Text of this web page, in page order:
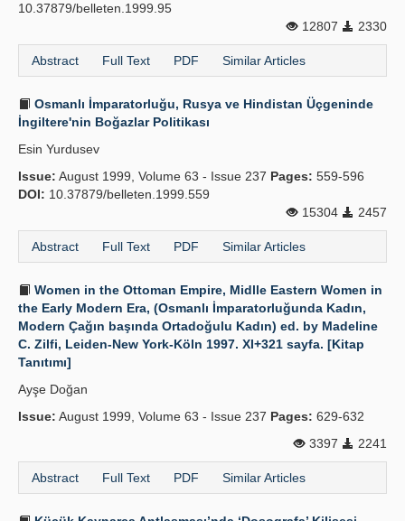
10.37879/belleten.1999.95
12807
2330
Abstract Full Text PDF Similar Articles
Osmanlı İmparatorluğu, Rusya ve Hindistan Üçgeninde
İngiltere'nin Boğazlar Politikası
Esin Yurdusev
Issue: August 1999, Volume 63 - Issue 237 Pages: 559-596
DOI: 10.37879/belleten.1999.559
15304
2457
Abstract Full Text PDF Similar Articles
Women in the Ottoman Empire, Midlle Eastern Women in
the Early Modern Era, (Osmanlı İmparatorluğunda Kadın,
Modern Çağın başında Ortadoğulu Kadın) ed. by Madeline
C. Zilfi, Leiden-New York-Köln 1997. XI+321 sayfa. [Kitap
Tanıtımı]
Ayşe Doğan
Issue: August 1999, Volume 63 - Issue 237 Pages: 629-632
3397
2241
Abstract Full Text PDF Similar Articles